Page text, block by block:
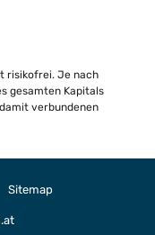
risikofrei. Je nach
gesamten Kapitals
verbundenen
Sitemap